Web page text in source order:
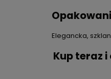
Elegancka,
Kup teraz